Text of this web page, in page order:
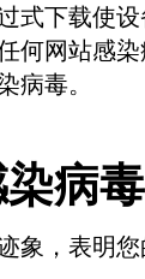
式下载使
何网站感
病毒。
病
象，表明